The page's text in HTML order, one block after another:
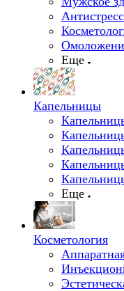
Антистресс
Еще
Капельницы
Еще
Косметология